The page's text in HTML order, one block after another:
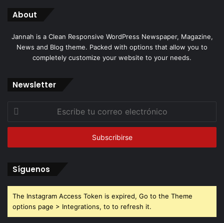
About
Jannah is a Clean Responsive WordPress Newspaper, Magazine,
News and Blog theme. Packed with options that allow you to
completely customize your website to your needs.
Newsletter
correo
Síguenos
The Instagram Access Token is expired, Go to the Theme
options page > Integrations, to to refresh it.